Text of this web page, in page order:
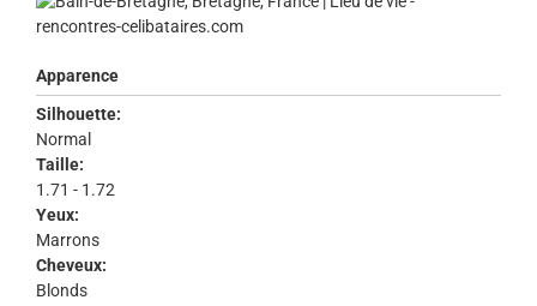
Apparence
Silhouette:
Normal
Taille:
1.71 - 1.72
Yeux:
Marrons
Cheveux:
Blonds